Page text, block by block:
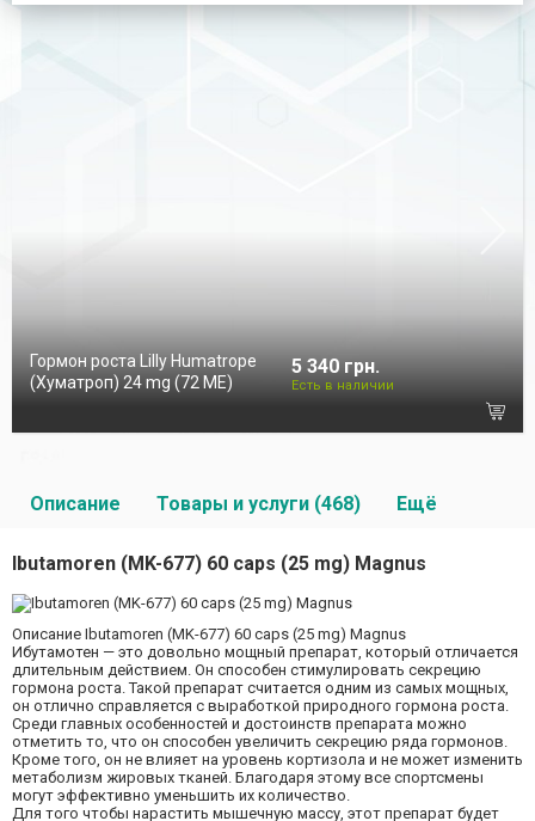
Гормон роста Lilly Humatrope
(Хуматроп) 24 mg (72 МЕ)
5 340 грн.
Есть в наличии
Описание Товары и услуги (468) Ещё
Ibutamoren (MK-677) 60 caps (25 mg) Magnus
Описание Ibutamoren (MK-677) 60 caps (25 mg) Magnus
Ибутамотен — это довольно мощный препарат, который отличается
длительным действием. Он способен стимулировать секрецию
гормона роста. Такой препарат считается одним из самых мощных,
он отлично справляется с выработкой природного гормона роста.
Среди главных особенностей и достоинств препарата можно
отметить то, что он способен увеличить секрецию ряда гормонов.
Кроме того, он не влияет на уровень кортизола и не может изменить
метаболизм жировых тканей. Благодаря этому все спортсмены
могут эффективно уменьшить их количество.
Для того чтобы нарастить мышечную массу, этот препарат будет